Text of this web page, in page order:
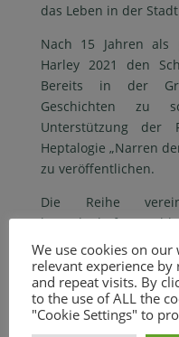
das Leben in der Stadt
Nach 15 Jahren als
Harley 2021 den
Bereits in der
Geschichten zu
Unterstützung
Heptalogie„Narren
zu veröffentlichen.
Die Reihe
legendenhafte
New Adult. Jede
Perspektive eines
versteht das
We use cookies on
relevant experience
and repeat visits. By
to the use of ALL the
"Cookie Settings" to